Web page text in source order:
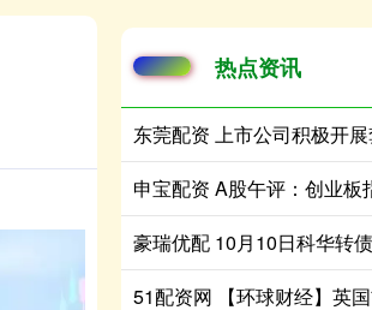
热点资讯
东莞配资 上市公司积极开